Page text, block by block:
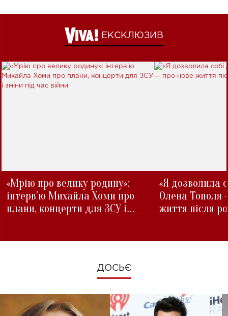
ЕКСКЛЮЗИВ
«Мрію про велику родину»:
інтерв'ю Михайла Хоми про
плани, концерти для ЗСУ і
«Я дозволила
Олена Тополя
життя після
ДОСЬЄ